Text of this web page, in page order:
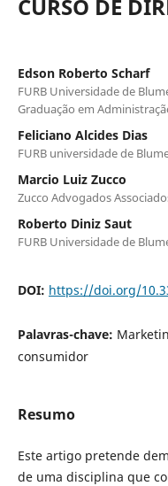
CURSO DE
Edson Roberto Scharf
FURB Universidade de
Graduação em
Feliciano Alcides Dias
FURB universidade de
Marcio Luiz Zucco
Zucco Advogados
Roberto Diniz Saut
FURB Universidade de
DOI: https://doi.org/
Palavras-chave:
consumidor
Resumo
Este artigo pretende
de uma disciplina que